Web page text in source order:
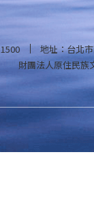
地址：台北
財團法人原住民族